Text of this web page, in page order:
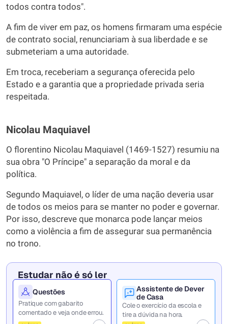
todos contra todos".
A fim de viver em paz, os homens firmaram uma espécie
de contrato social, renunciariam à sua liberdade e se
submeteriam a uma autoridade.
Em troca, receberiam a segurança oferecida pelo
Estado e a garantia que a propriedade privada seria
respeitada.
Nicolau Maquiavel
O florentino Nicolau Maquiavel (1469-1527) resumiu na
sua obra "O Príncipe" a separação da moral e da
política.
Segundo Maquiavel, o líder de uma nação deveria usar
de todos os meios para se manter no poder e governar.
Por isso, descreve que monarca pode lançar meios
como a violência a fim de assegurar sua permanência
no trono.
Estudar não é só ler
Questões
Pratique com gabarito
comentado e veja onde errou.
Assistente de Dever
de Casa
Cole o exercício da escola e
tire a dúvida na hora.